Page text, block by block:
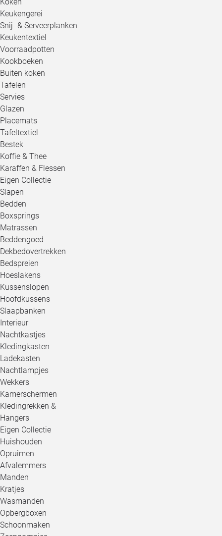
Keukengerei
Snij- & Serveerplanken
Keukentextiel
Voorraadpotten
Kookboeken
Buiten koken
Tafelen
Servies
Glazen
Placemats
Tafeltextiel
Bestek
Koffie & Thee
Karaffen & Flessen
Eigen Collectie
Slapen
Bedden
Boxsprings
Matrassen
Beddengoed
Dekbedovertrekken
Bedspreien
Hoeslakens
Kussenslopen
Hoofdkussens
Slaapbanken
Interieur
Nachtkastjes
Kledingkasten
Ladekasten
Nachtlampjes
Wekkers
Kamerschermen
Kledingrekken &
Hangers
Eigen Collectie
Huishouden
Opruimen
Afvalemmers
Manden
Kratjes
Wasmanden
Opbergboxen
Schoonmaken